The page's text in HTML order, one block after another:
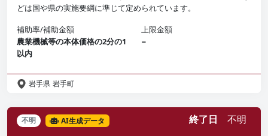
どは国や県の実施要綱に準じて定められています。
補助率/補助金額
農業機械等の本体価格の2分の1
以内
上限金額
−
岩手県 岩手町
不明 AI生成データ 終了日 不明